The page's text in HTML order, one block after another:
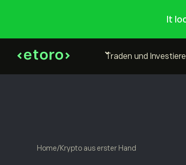
It
Traden und
Home/Krypto aus erster Hand